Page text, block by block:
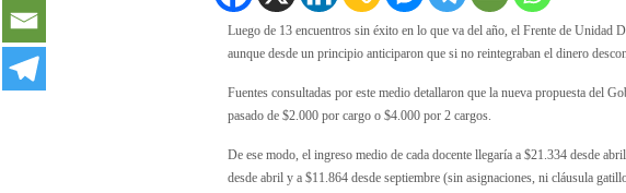
Luego de 13 encuentros sin éxito en lo que va del año, el Frente de Unidad
aunque desde un principio anticiparon que si no reintegraban el dinero
Fuentes consultadas por este medio detallaron que la nueva propuesta del
pasado de $2.000 por cargo o $4.000 por 2 cargos.
De ese modo, el ingreso medio de cada docente llegaría a $21.334 desde
desde abril y a $11.864 desde septiembre (sin asignaciones, ni cláusula